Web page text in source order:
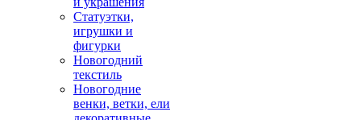
Статуэтки,
игрушки и
фигурки
Новогодний
текстиль
Новогодние
венки, ветки, ели